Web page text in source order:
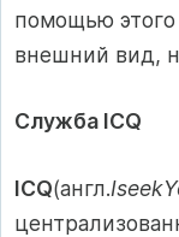
помощью
внешний вид,
Служба ICQ
ICQ(англ.